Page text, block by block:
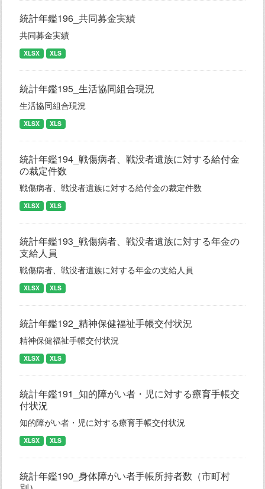
統計年鑑196_共同募金実績
共同募金実績
XLSX XLS
統計年鑑195_生活協同組合現況
生活協同組合現況
XLSX XLS
統計年鑑194_戦傷病者、戦没者遺族に対する給付金
の裁定件数
戦傷病者、戦没者遺族に対する給付金の裁定件数
XLSX XLS
統計年鑑193_戦傷病者、戦没者遺族に対する年金の
支給人員
戦傷病者、戦没者遺族に対する年金の支給人員
XLSX XLS
統計年鑑192_精神保健福祉手帳交付状況
精神保健福祉手帳交付状況
XLSX XLS
統計年鑑191_知的障がい者・児に対する療育手帳交
付状況
知的障がい者・児に対する療育手帳交付状況
XLSX XLS
統計年鑑190_身体障がい者手帳所持者数（市町村